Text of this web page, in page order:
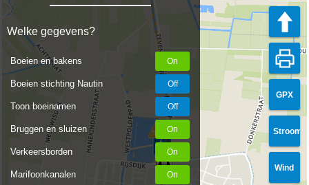
Welke gegevens?
Boeien en bakens
Boeien stichting Nautin
Toon boeinamen
Bruggen en sluizen
Verkeersborden
Marifoonkanalen
GPX
Stroom
Wind